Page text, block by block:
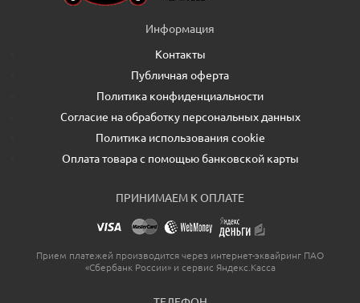
Информация
Контакты
Публичная оферта
Политика конфиденциальности
Согласие на обработку персональных данных
Политика использования cookie
Оплата товара с помощью банковской карты
ПРИНИМАЕМ К ОПЛАТЕ
Прием платежей производится через интернет-эквайринг ПАО
«Сбербанк России» и сервис Яндекс.Касса